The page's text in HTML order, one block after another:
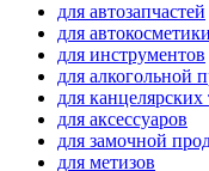
для автозапчастей
для автокосметики
для инструментов
для алкогольной
для канцелярских
для аксессуаров
для замочной
для метизов